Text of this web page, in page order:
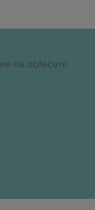
na oblečení